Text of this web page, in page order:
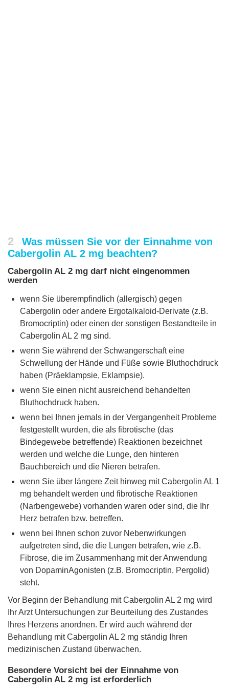
2
Was müssen Sie vor der Einnahme von
Cabergolin AL 2 mg beachten?
Cabergolin AL 2 mg darf nicht eingenommen
werden
wenn Sie überempfindlich (allergisch) gegen
Cabergolin oder andere Ergotalkaloid-Derivate (z.B.
Bromocriptin) oder einen der sonstigen Bestandteile in
Cabergolin AL 2 mg sind.
wenn Sie während der Schwangerschaft eine
Schwellung der Hände und Füße sowie Bluthochdruck
haben (Präeklampsie, Eklampsie).
wenn Sie einen nicht ausreichend behandelten
Bluthochdruck haben.
wenn bei Ihnen jemals in der Vergangenheit Probleme
festgestellt wurden, die als fibrotische (das
Bindegewebe betreffende) Reaktionen bezeichnet
werden und welche die Lunge, den hinteren
Bauchbereich und die Nieren betrafen.
wenn Sie über längere Zeit hinweg mit Cabergolin AL 1
mg behandelt werden und fibrotische Reaktionen
(Narbengewebe) vorhanden waren oder sind, die Ihr
Herz betrafen bzw. betreffen.
wenn bei Ihnen schon zuvor Nebenwirkungen
aufgetreten sind, die die Lungen betrafen, wie z.B.
Fibrose, die im Zusammenhang mit der Anwendung
von DopaminAgonisten (z.B. Bromocriptin, Pergolid)
steht.
Vor Beginn der Behandlung mit Cabergolin AL 2 mg wird
Ihr Arzt Untersuchungen zur Beurteilung des Zustandes
Ihres Herzens anordnen. Er wird auch während der
Behandlung mit Cabergolin AL 2 mg ständig Ihren
medizinischen Zustand überwachen.
Besondere Vorsicht bei der Einnahme von
Cabergolin AL 2 mg ist erforderlich